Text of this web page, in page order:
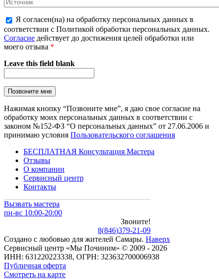
Я согласен(на) на обработку персональных данных в
соответствии с Политикой обработки персональных данных.
Согласие действует до достижения целей обработки или
моего отзыва *
Leave this field blank
Нажимая кнопку “Позвоните мне”, я даю свое согласие на
обработку моих персональных данных в соответствии с
законом №152-ФЗ “О персональных данных” от 27.06.2006 и
принимаю условия Пользовательского соглашения
БЕСПЛАТНАЯ Консультация Мастера
Отзывы
О компании
Сервисный центр
Контакты
Вызвать мастера
пн-вс 10:00-20:00
Звоните!
8(846)379-21-09
Создано с любовью для жителей Самары. Наверх
Сервисный центр «Мы Починим» © 2009 - 2026
ИНН: 631220223338, ОГРН: 323632700006938
Публичная оферта
Смотреть на карте